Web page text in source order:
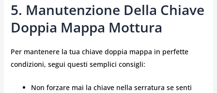
5. Manutenzione Della Chiave
Doppia Mappa Mottura
Per mantenere la tua chiave doppia mappa in perfette
condizioni, segui questi semplici consigli:
Non forzare mai la chiave nella serratura se senti